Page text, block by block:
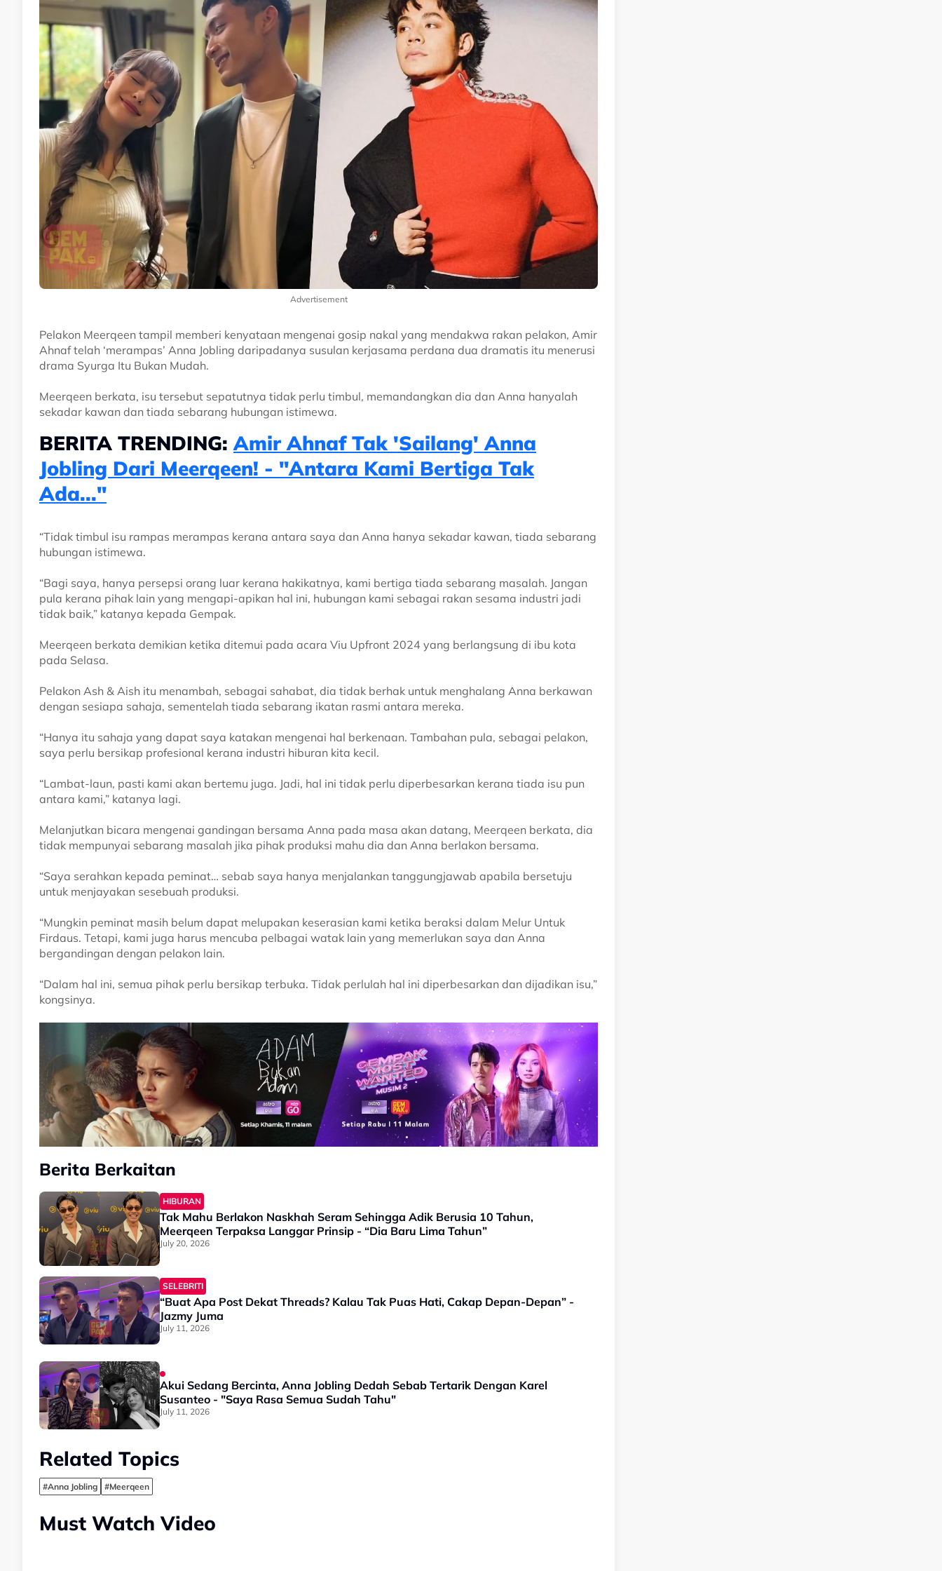
Advertisement
Pelakon Meerqeen tampil memberi kenyataan mengenai gosip nakal yang mendakwa rakan pelakon, Amir
Ahnaf telah ‘merampas’ Anna Jobling daripadanya susulan kerjasama perdana dua dramatis itu menerusi
drama Syurga Itu Bukan Mudah.
Meerqeen berkata, isu tersebut sepatutnya tidak perlu timbul, memandangkan dia dan Anna hanyalah
sekadar kawan dan tiada sebarang hubungan istimewa.
BERITA TRENDING:Amir Ahnaf Tak 'Sailang' Anna
Jobling Dari Meerqeen! - "Antara Kami Bertiga Tak
Ada..."
“Tidak timbul isu rampas merampas kerana antara saya dan Anna hanya sekadar kawan, tiada sebarang
hubungan istimewa.
“Bagi saya, hanya persepsi orang luar kerana hakikatnya, kami bertiga tiada sebarang masalah. Jangan
pula kerana pihak lain yang mengapi-apikan hal ini, hubungan kami sebagai rakan sesama industri jadi
tidak baik,” katanya kepada Gempak.
Meerqeen berkata demikian ketika ditemui pada acara Viu Upfront 2024 yang berlangsung di ibu kota
pada Selasa.
Pelakon Ash & Aish itu menambah, sebagai sahabat, dia tidak berhak untuk menghalang Anna berkawan
dengan sesiapa sahaja, sementelah tiada sebarang ikatan rasmi antara mereka.
“Hanya itu sahaja yang dapat saya katakan mengenai hal berkenaan. Tambahan pula, sebagai pelakon,
saya perlu bersikap profesional kerana industri hiburan kita kecil.
“Lambat-laun, pasti kami akan bertemu juga. Jadi, hal ini tidak perlu diperbesarkan kerana tiada isu pun
antara kami,” katanya lagi.
Melanjutkan bicara mengenai gandingan bersama Anna pada masa akan datang, Meerqeen berkata, dia
tidak mempunyai sebarang masalah jika pihak produksi mahu dia dan Anna berlakon bersama.
“Saya serahkan kepada peminat… sebab saya hanya menjalankan tanggungjawab apabila bersetuju
untuk menjayakan sesebuah produksi.
“Mungkin peminat masih belum dapat melupakan keserasian kami ketika beraksi dalam Melur Untuk
Firdaus. Tetapi, kami juga harus mencuba pelbagai watak lain yang memerlukan saya dan Anna
bergandingan dengan pelakon lain.
“Dalam hal ini, semua pihak perlu bersikap terbuka. Tidak perlulah hal ini diperbesarkan dan dijadikan isu,”
kongsinya.
Berita Berkaitan
HIBURAN
Tak Mahu Berlakon Naskhah Seram Sehingga Adik Berusia 10 Tahun,
Meerqeen Terpaksa Langgar Prinsip - “Dia Baru Lima Tahun”
July 20, 2026
SELEBRITI
“Buat Apa Post Dekat Threads? Kalau Tak Puas Hati, Cakap Depan-Depan” -
Jazmy Juma
July 11, 2026
Akui Sedang Bercinta, Anna Jobling Dedah Sebab Tertarik Dengan Karel
Susanteo - "Saya Rasa Semua Sudah Tahu"
July 11, 2026
Related Topics
#Anna Jobling #Meerqeen
Must Watch Video